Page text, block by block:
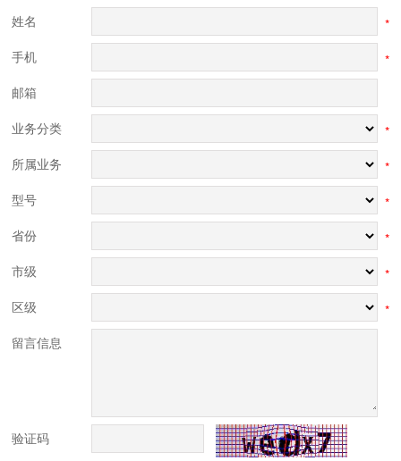
姓名
*
手机
*
邮箱
业务分类
*
所属业务
*
型号
*
省份
*
市级
*
区级
*
留言信息
验证码